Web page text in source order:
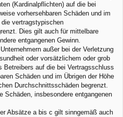
(Kardinalpflichten) auf die bei
vorhersehbaren Schäden und im
vertragstypischen
Dies gilt auch für mittelbare
entgangenen Gewinn.
außer bei der Verletzung
oder vorsätzlichem oder grob
Betreibers auf die bei Vertragsschluss
Schäden und im Übrigen der Höhe
Durchschnittsschäden begrenzt.
Schäden, insbesondere entgangenen
Absätze a bis c gilt sinngemäß auch